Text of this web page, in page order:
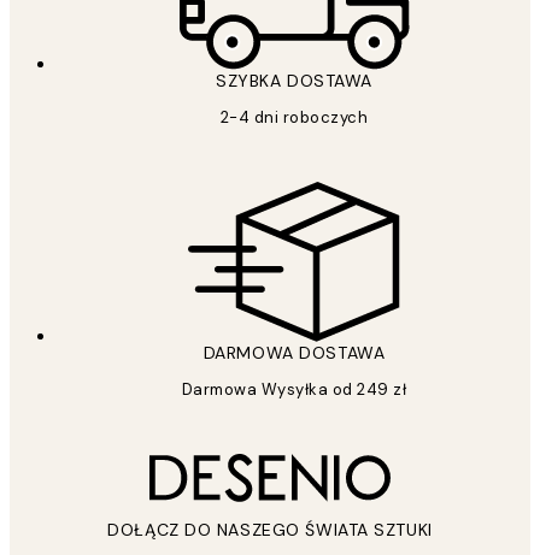
SZYBKA DOSTAWA
2-4 dni roboczych
DARMOWA DOSTAWA
Darmowa Wysyłka od 249 zł
DOŁĄCZ DO NASZEGO ŚWIATA SZTUKI